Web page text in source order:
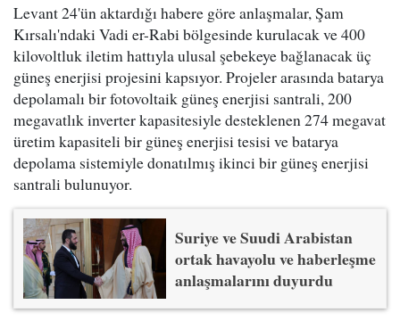
Levant 24'ün aktardığı habere göre anlaşmalar, Şam
Kırsalı'ndaki Vadi er-Rabi bölgesinde kurulacak ve 400
kilovoltluk iletim hattıyla ulusal şebekeye bağlanacak üç
güneş enerjisi projesini kapsıyor. Projeler arasında batarya
depolamalı bir fotovoltaik güneş enerjisi santrali, 200
megavatlık inverter kapasitesiyle desteklenen 274 megavat
üretim kapasiteli bir güneş enerjisi tesisi ve batarya
depolama sistemiyle donatılmış ikinci bir güneş enerjisi
santrali bulunuyor.
Suriye ve Suudi Arabistan
ortak havayolu ve haberleşme
anlaşmalarını duyurdu